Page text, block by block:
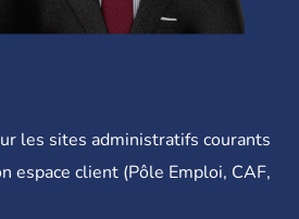
les sites administratifs courants
espace client (Pôle Emploi, CAF,